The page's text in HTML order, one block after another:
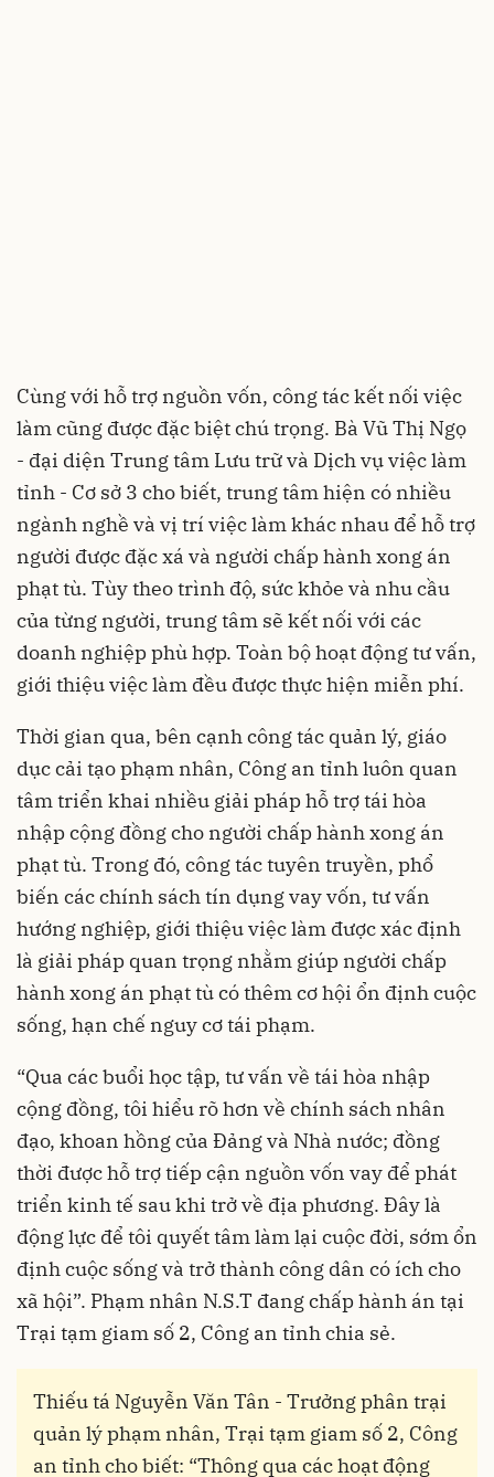
Cùng với hỗ trợ nguồn vốn, công tác kết nối việc
làm cũng được đặc biệt chú trọng. Bà Vũ Thị Ngọ
- đại diện Trung tâm Lưu trữ và Dịch vụ việc làm
tỉnh - Cơ sở 3 cho biết, trung tâm hiện có nhiều
ngành nghề và vị trí việc làm khác nhau để hỗ trợ
người được đặc xá và người chấp hành xong án
phạt tù. Tùy theo trình độ, sức khỏe và nhu cầu
của từng người, trung tâm sẽ kết nối với các
doanh nghiệp phù hợp. Toàn bộ hoạt động tư vấn,
giới thiệu việc làm đều được thực hiện miễn phí.
Thời gian qua, bên cạnh công tác quản lý, giáo
dục cải tạo phạm nhân, Công an tỉnh luôn quan
tâm triển khai nhiều giải pháp hỗ trợ tái hòa
nhập cộng đồng cho người chấp hành xong án
phạt tù. Trong đó, công tác tuyên truyền, phổ
biến các chính sách tín dụng vay vốn, tư vấn
hướng nghiệp, giới thiệu việc làm được xác định
là giải pháp quan trọng nhằm giúp người chấp
hành xong án phạt tù có thêm cơ hội ổn định cuộc
sống, hạn chế nguy cơ tái phạm.
“Qua các buổi học tập, tư vấn về tái hòa nhập
cộng đồng, tôi hiểu rõ hơn về chính sách nhân
đạo, khoan hồng của Đảng và Nhà nước; đồng
thời được hỗ trợ tiếp cận nguồn vốn vay để phát
triển kinh tế sau khi trở về địa phương. Đây là
động lực để tôi quyết tâm làm lại cuộc đời, sớm ổn
định cuộc sống và trở thành công dân có ích cho
xã hội”. Phạm nhân N.S.T đang chấp hành án tại
Trại tạm giam số 2, Công an tỉnh chia sẻ.
Thiếu tá Nguyễn Văn Tân - Trưởng phân trại
quản lý phạm nhân, Trại tạm giam số 2, Công
an tỉnh cho biết: “Thông qua các hoạt động